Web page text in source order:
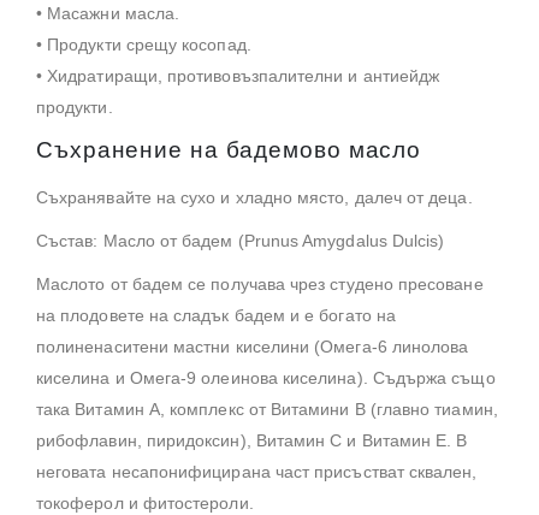
• Масажни масла.
• Продукти срещу косопад.
• Хидратиращи, противовъзпалителни и антиейдж
продукти.
Съхранение на бадемово масло
Съхранявайте на сухо и хладно място, далеч от деца.
Състав: Масло от бадем (Prunus Amygdalus Dulcis)
Маслото от бадем се получава чрез студено пресоване
на плодовете на сладък бадем и е богато на
полиненаситени мастни киселини (Омега-6 линолова
киселина и Омега-9 олеинова киселина). Съдържа също
така Витамин A, комплекс от Витамини B (главно тиамин,
рибофлавин, пиридоксин), Витамин C и Витамин E. В
неговата несапонифицирана част присъстват сквален,
токоферол и фитостероли.